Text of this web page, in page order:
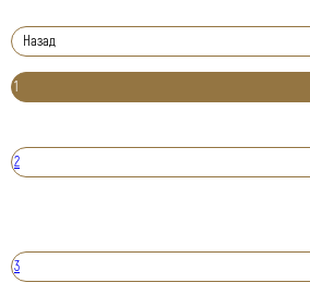
Назад
1
2
3